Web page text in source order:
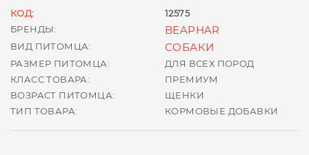
КОД:
12575
БРЕНДЫ:
BEAPHAR
ВИД ПИТОМЦА: СОБАКИ
РАЗМЕР ПИТОМЦА:
ДЛЯ ВСЕХ ПОРОД
КЛАСС ТОВАРА:
ПРЕМИУМ
ВОЗРАСТ ПИТОМЦА:
ЩЕНКИ
ТИП ТОВАРА:
КОРМОВЫЕ ДОБАВКИ